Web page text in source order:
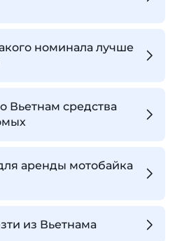
номинала лучше
Вьетнам средства
аренды мотобайка
из Вьетнама